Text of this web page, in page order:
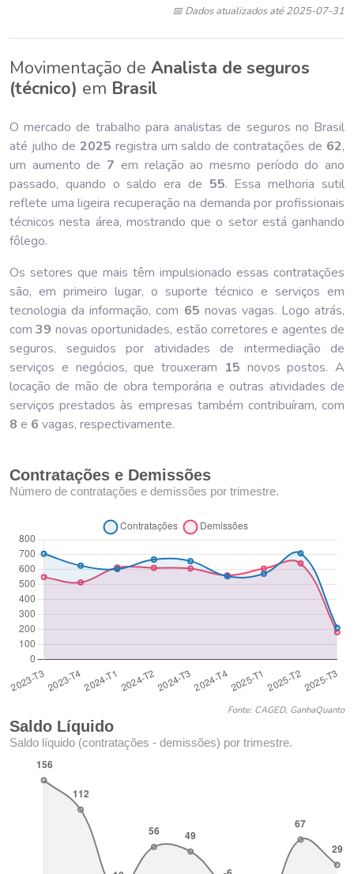
📅 Dados atualizados até 2025-07-31
Movimentação de Analista de seguros
(técnico) em Brasil
O mercado de trabalho para analistas de seguros no Brasil
até julho de 2025 registra um saldo de contratações de 62,
um aumento de 7 em relação ao mesmo período do ano
passado, quando o saldo era de 55. Essa melhoria sutil
reflete uma ligeira recuperação na demanda por profissionais
técnicos nesta área, mostrando que o setor está ganhando
fôlego.
Os setores que mais têm impulsionado essas contratações
são, em primeiro lugar, o suporte técnico e serviços em
tecnologia da informação, com 65 novas vagas. Logo atrás,
com39 novas oportunidades, estão corretores e agentes de
seguros, seguidos por atividades de intermediação de
serviços e negócios, que trouxeram 15 novos postos. A
locação de mão de obra temporária e outras atividades de
serviços prestados às empresas também contribuíram, com
8 e 6 vagas, respectivamente.
Contratações e Demissões
Número de contratações e demissões por trimestre.
Fonte: CAGED, GanhaQuanto
Saldo Líquido
Saldo líquido (contratações - demissões) por trimestre.